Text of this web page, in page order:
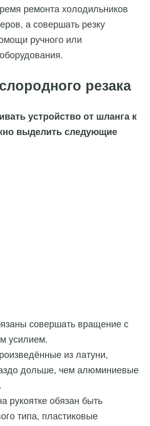
ремонта холодильников
а совершать резку
ручного или
резака
устройство от шланга к
выделить следующие
совершать вращение с
усилием.
из латуни,
дольше, чем алюминиевые
рукоятке обязан быть
типа, пластиковые